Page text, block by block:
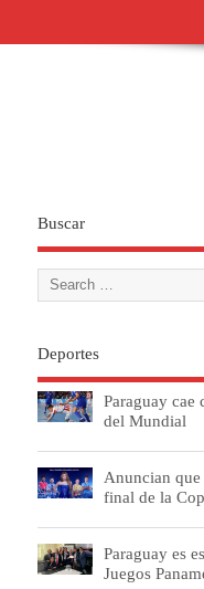
Buscar
Deportes
Paraguay cae
del Mundial
Anuncian que
final de la
Paraguay es
Juegos